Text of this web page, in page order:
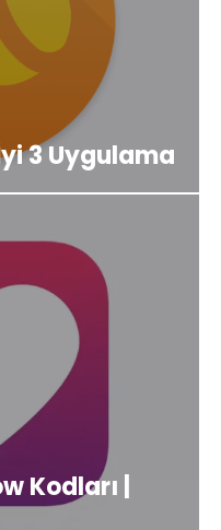
3 Uygulama
Kodları |